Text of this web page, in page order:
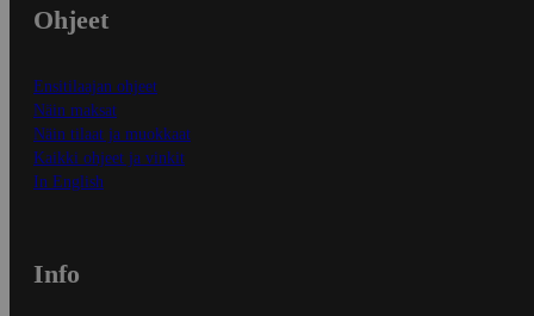
Ohjeet
Ensitilaajan ohjeet
Näin maksat
Näin tilaat ja muokkaat
Kaikki ohjeet ja vinkit
In English
Info